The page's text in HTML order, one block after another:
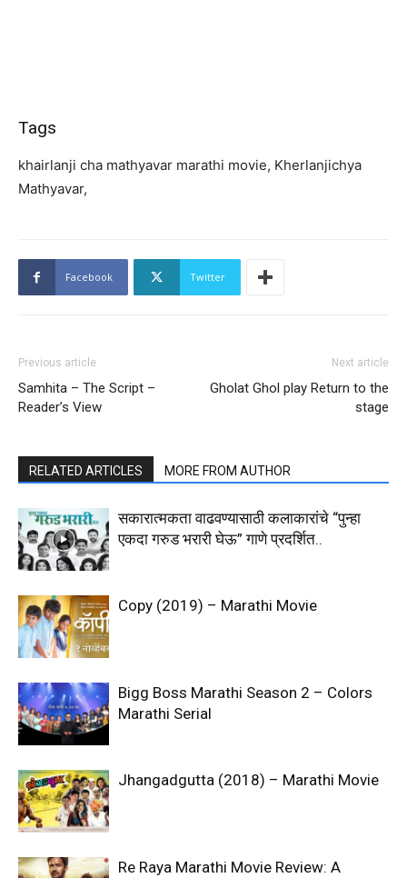
Tags
khairlanji cha mathyavar marathi movie, Kherlanjichya
Mathyavar,
Facebook Twitter
Previous article
Samhita – The Script –
Reader’s View
Next article
Gholat Ghol play Return to the
stage
RELATED ARTICLES MORE FROM AUTHOR
सकारात्मकता वाढवण्यासाठी कलाकारांचे “पुन्हा
एकदा गरुड भरारी घेऊ” गाणे प्रदर्शित..
Copy (2019) – Marathi Movie
Bigg Boss Marathi Season 2 – Colors
Marathi Serial
Jhangadgutta (2018) – Marathi Movie
Re Raya Marathi Movie Review: A